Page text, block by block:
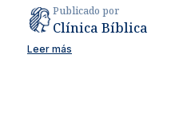
Publicado por
Clínica Bíblica
Leer más